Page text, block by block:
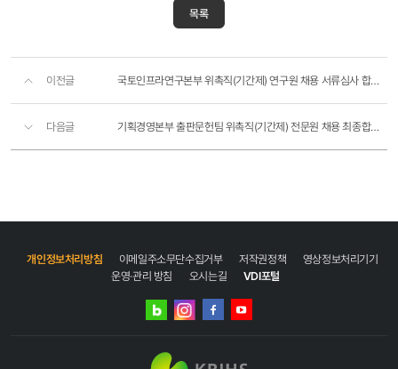
목록
이전글 국토인프라연구본부 위촉직(기간제) 연구원 채용 서류심사 합격자 공고
다음글 기획경영본부 출판문헌팀 위촉직(기간제) 전문원 채용 최종합격자 공고
개인정보처리방침 이메일주소무단수집거부 저작권정책
영상정보처리기기
운영·관리 방침
오시는길 VDI포털
네이버
인스타그램